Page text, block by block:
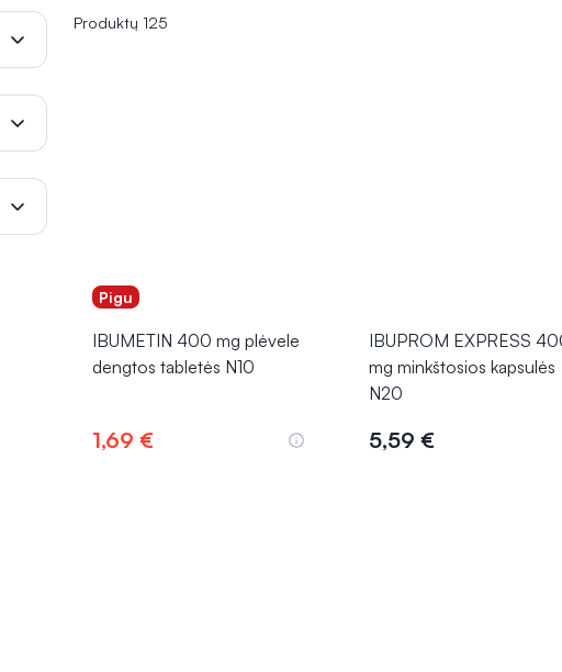
Produktų 125
Pigu
IBUMETIN 400 mg plėvele
dengtos tabletės N10
1,69 €
IBUPROM EXPRESS
mg minkštosios kapsulės
N20
5,59 €